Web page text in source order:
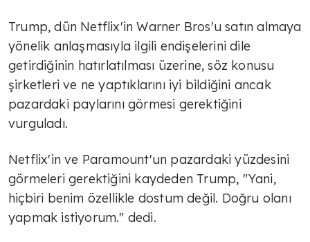
Trump, dün Netflix'in Warner Bros'u satın almaya
yönelik anlaşmasıyla ilgili endişelerini dile
getirdiğinin hatırlatılması üzerine, söz konusu
şirketleri ve ne yaptıklarını iyi bildiğini ancak
pazardaki paylarını görmesi gerektiğini
vurguladı.
Netflix'in ve Paramount'un pazardaki yüzdesini
görmeleri gerektiğini kaydeden Trump, "Yani,
hiçbiri benim özellikle dostum değil. Doğru olanı
yapmak istiyorum." dedi.